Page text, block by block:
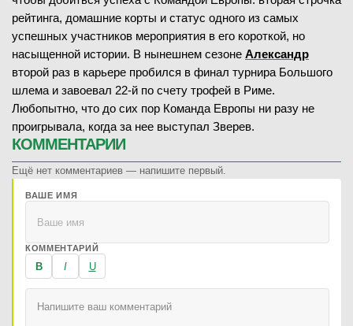
рейтинга, домашние корты и статус одного из самых
успешных участников мероприятия в его короткой, но
насыщенной истории. В нынешнем сезоне Александр
второй раз в карьере пробился в финал турнира Большого
шлема и завоевал 22-й по счету трофей в Риме.
Любопытно, что до сих пор Команда Европы ни разу не
проигрывала, когда за нее выступал Зверев.
КОММЕНТАРИИ
Ещё нет комментариев — напишите первый.
ВАШЕ ИМЯ
КОММЕНТАРИЙ
B I U